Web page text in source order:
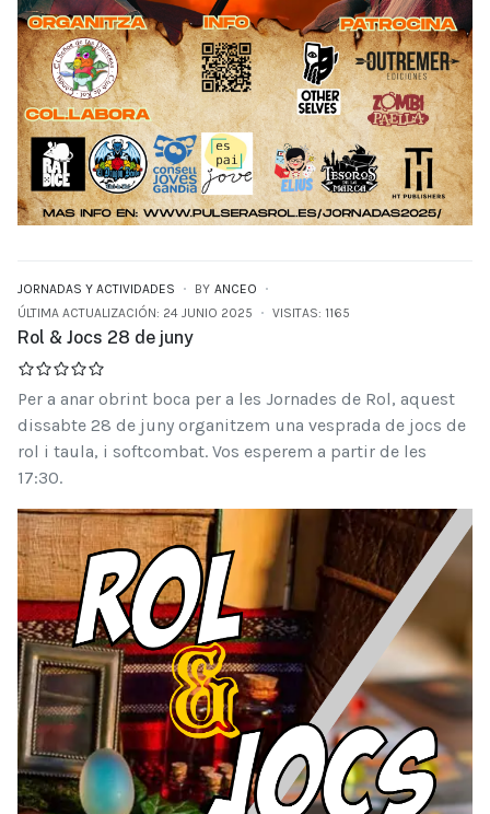
JORNADAS Y ACTIVIDADES BY ANCEO
ÚLTIMA ACTUALIZACIÓN: 24 JUNIO 2025
VISITAS: 1165
Rol & Jocs 28 de juny
Per a anar obrint boca per a les Jornades de Rol, aquest
dissabte 28 de juny organitzem una vesprada de jocs de
rol i taula, i softcombat. Vos esperem a partir de les
17:30.